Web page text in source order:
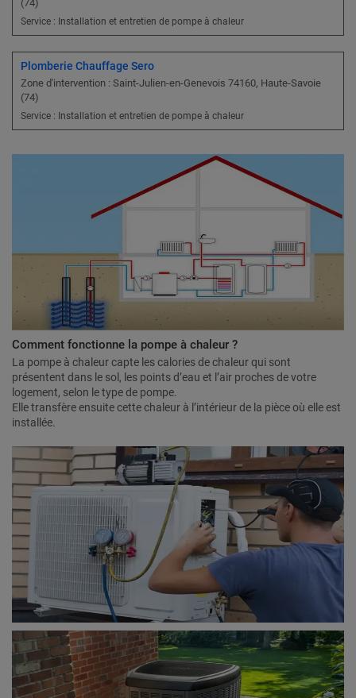
(74)
Service : Installation et entretien de pompe à chaleur
Plomberie Chauffage Sero
Zone d'intervention : Saint-Julien-en-Genevois 74160, Haute-Savoie
(74)
Service : Installation et entretien de pompe à chaleur
Comment fonctionne la pompe à chaleur ?
La pompe à chaleur capte les calories de chaleur qui sont
présentent dans le sol, les points d’eau et l’air proches de votre
logement, selon le type de pompe.
Elle transfère ensuite cette chaleur à l’intérieur de la pièce où elle est
installée.